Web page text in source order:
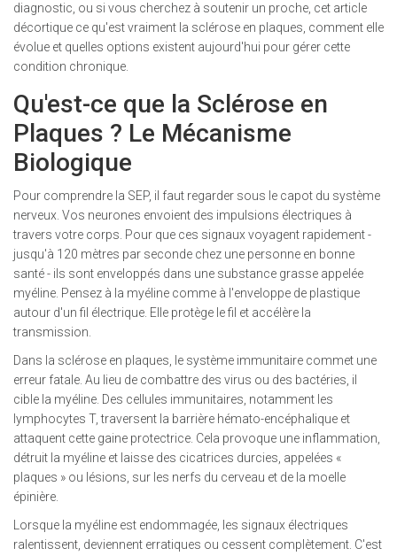
diagnostic, ou si vous cherchez à soutenir un proche, cet article
décortique ce qu'est vraiment la sclérose en plaques, comment elle
évolue et quelles options existent aujourd'hui pour gérer cette
condition chronique.
Qu'est-ce que la Sclérose en
Plaques ? Le Mécanisme
Biologique
Pour comprendre la SEP, il faut regarder sous le capot du système
nerveux. Vos neurones envoient des impulsions électriques à
travers votre corps. Pour que ces signaux voyagent rapidement -
jusqu'à 120 mètres par seconde chez une personne en bonne
santé - ils sont enveloppés dans une substance grasse appelée
myéline . Pensez à la myéline comme à l'enveloppe de plastique
autour d'un fil électrique. Elle protège le fil et accélère la
transmission.
Dans la sclérose en plaques, le système immunitaire commet une
erreur fatale. Au lieu de combattre des virus ou des bactéries, il
cible la myéline. Des cellules immunitaires, notamment les
lymphocytes T, traversent la barrière hémato-encéphalique et
attaquent cette gaine protectrice. Cela provoque une inflammation,
détruit la myéline et laisse des cicatrices durcies, appelées «
plaques » ou lésions, sur les nerfs du cerveau et de la moelle
épinière.
Lorsque la myéline est endommagée, les signaux électriques
ralentissent, deviennent erratiques ou cessent complètement. C'est